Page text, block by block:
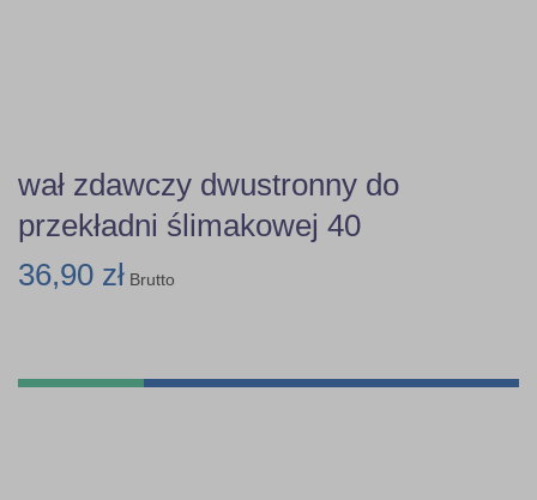
wał zdawczy dwustronny do
przekładni ślimakowej 40
36,90 zł Brutto